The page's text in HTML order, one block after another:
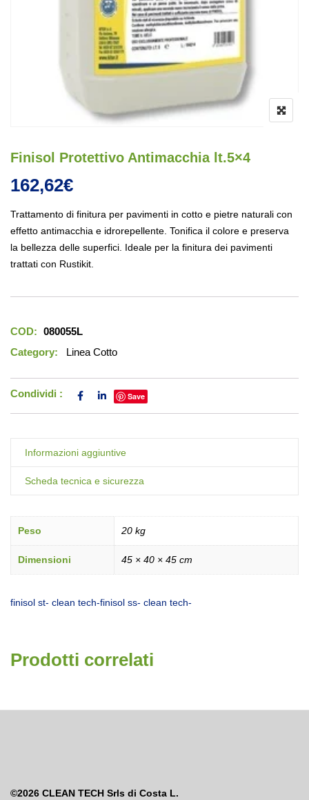
Finisol Protettivo Antimacchia lt.5×4
162,62€
Trattamento di finitura per pavimenti in cotto e pietre naturali con
effetto antimacchia e idrorepellente. Tonifica il colore e preserva
la bellezza delle superfici. Ideale per la finitura dei pavimenti
trattati con Rustikit.
COD: 080055L
Category:
Linea Cotto
Condividi : Save
Informazioni aggiuntive
Scheda tecnica e sicurezza
Peso 20 kg
Dimensioni 45 × 40 × 45 cm
finisol st- clean tech-finisol ss- clean tech-
Prodotti correlati
©2026 CLEAN TECH Srls di Costa L.